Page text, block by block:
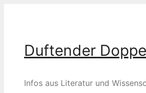
Duftender
Infos aus Literatur und